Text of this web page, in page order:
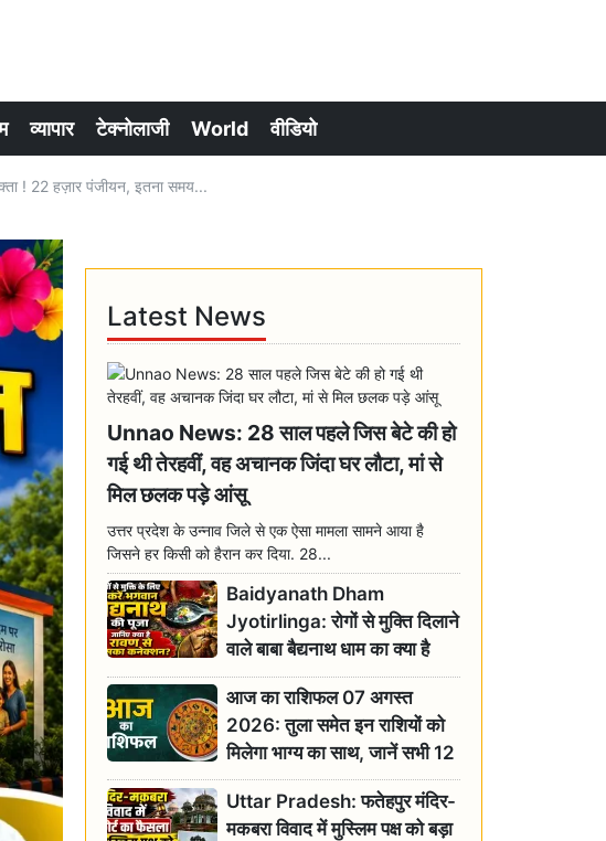
व्यापार टेक्नोलाजी World वीडियो
! 22 हज़ार पंजीयन, इतना समय...
Latest News
Unnao News: 28 साल पहले जिस बेटे की हो
गई थी तेरहवीं, वह अचानक जिंदा घर लौटा, मां से
मिल छलक पड़े आंसू
उत्तर प्रदेश के उन्नाव जिले से एक ऐसा मामला सामने आया है
जिसने हर किसी को हैरान कर दिया. 28...
Baidyanath Dham
Jyotirlinga: रोगों से मुक्ति दिलाने
वाले बाबा बैद्यनाथ धाम का क्या है
रावण से संबंध? जानिए ज्योतिर्लिंग की
महिमा
आज का राशिफल 07 अगस्त
2026: तुला समेत इन राशियों को
मिलेगा भाग्य का साथ, जानें सभी 12
राशियों का दैनिक भाग्यफल
Uttar Pradesh: फतेहपुर मंदिर-
मकबरा विवाद में मुस्लिम पक्ष को बड़ा